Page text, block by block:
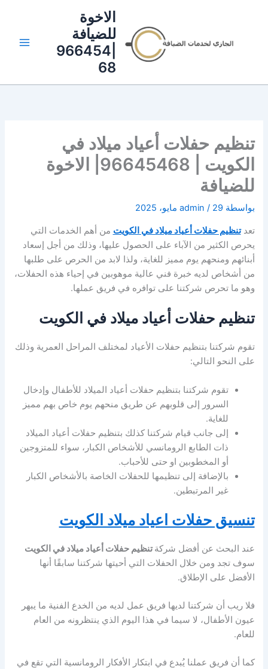
الاخوة
للضيافة
|966454
68
تنظيم حفلات أعياد ميلاد في
الكويت | 96645468| الاخوة
للضيافة
بواسطة admin / 29 مايو، 2025
تعدتنظيم حفلات أعياد ميلاد في الكويت من أهم الخدمات التي
يحرص الكثير من الآباء على الحصول عليها، وذلك من أجل إسعاد
أبنائهم ومنحهم يوم مميز للغاية، ولذا لابد من الحرص على طلبها
من أشخاص لديه خبرة فني عالية موهوبين في إحياء هذه الحفلات،
وهو ما تحرص شركتنا على توافره في فريق عملها.
تنظيم حفلات أعياد ميلاد في الكويت
تقوم شركتنا بتنظيم حفلات الأعياد لمختلف المراحل العمرية وذلك
على النحو التالي:
تقوم شركتنا بتنظيم حفلات أعياد الميلاد للأطفال وإدخال
السرور إلى قلوبهم عن طريق منحهم يوم خاص بهم مميز
للغاية.
إلى جانب قيام شركتنا كذلك بتنظيم حفلات أعياد الميلاد
ذات الطابع الرومانسي للأشخاص الكبار، سواء للمتزوجين
أو المخطوبين او حتى للأحباب.
بالإضافة إلى تنظيمها للحفلات الخاصة بالأشخاص الكبار
غير المرتبطين.
تنسيق حفلات اعياد ميلاد الكويت
عند البحث عن أفضل شركةتنظيم حفلات أعياد ميلاد في الكويت
سوف تجد ومن خلال الحفلات التي أحيتها شركتنا سابقًا أنها
الأفضل على الإطلاق.
فلا ريب أن شركتنا لديها فريق عمل لديه من الخدع الفنية ما يبهر
عيون الأطفال، لا سيما في هذا اليوم الذي ينتظرونه من العام
للعام.
كما أن فريق عملنا يُبدع في ابتكار الأفكار الرومانسية التي تقع في